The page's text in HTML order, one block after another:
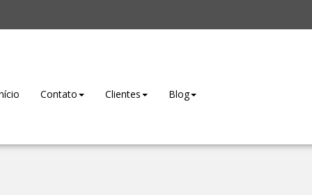
Contato Clientes Blog